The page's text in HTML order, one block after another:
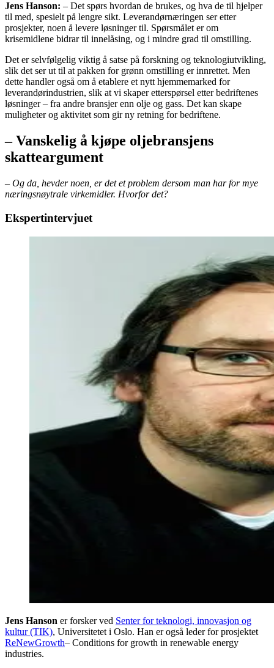
Jens Hanson: – Det spørs hvordan de brukes, og hva de til hjelper
til med, spesielt på lengre sikt. Leverandørnæringen ser etter
prosjekter, noen å levere løsninger til. Spørsmålet er om
krisemidlene bidrar til innelåsing, og i mindre grad til omstilling.
Det er selvfølgelig viktig å satse på forskning og teknologiutvikling,
slik det ser ut til at pakken for grønn omstilling er innrettet. Men
dette handler også om å etablere et nytt hjemmemarked for
leverandørindustrien, slik at vi skaper etterspørsel etter bedriftenes
løsninger – fra andre bransjer enn olje og gass. Det kan skape
muligheter og aktivitet som gir ny retning for bedriftene.
– Vanskelig å kjøpe oljebransjens
skatteargument
– Og da, hevder noen, er det et problem dersom man har for mye
næringsnøytrale virkemidler. Hvorfor det?
Ekspertintervjuet
Jens Hanson er forsker ved Senter for teknologi, innovasjon og
kultur (TIK), Universitetet i Oslo. Han er også leder for prosjektet
ReNewGrowth– Conditions for growth in renewable energy
industries.